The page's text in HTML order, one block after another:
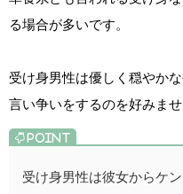
る場合が多いです。
受け身男性は優しく穏やか
言い争いをするのを好みませ
受け身男性は彼女からケ